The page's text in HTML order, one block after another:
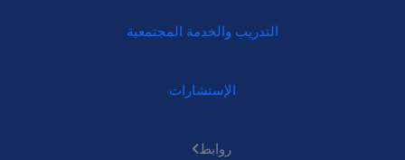
التدريب والخدمة المجتمعية
الإستشارات
روابط